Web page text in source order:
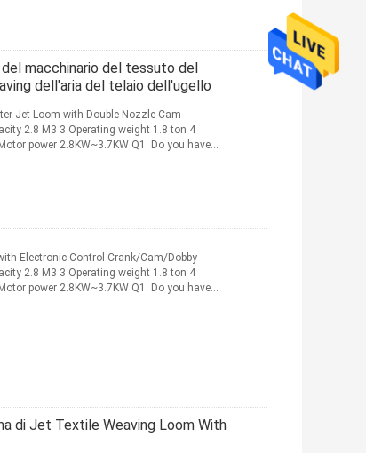
macchinario del tessuto del
dell'aria del telaio dell'ugello
Jet Loom with Double Nozzle Cam
2.8 M3 3 Operating weight 1.8 ton 4
power 2.8KW~3.7KW Q1. Do you have
Electronic Control Crank/Cam/Dobby
2.8 M3 3 Operating weight 1.8 ton 4
power 2.8KW~3.7KW Q1. Do you have
di Jet Textile Weaving Loom With